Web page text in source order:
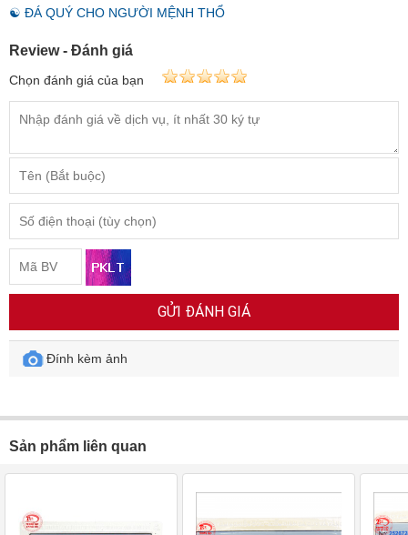
☯ ĐÁ QUÝ CHO NGƯỜI MỆNH THỔ
Review - Đánh giá
Chọn đánh giá của bạn
GỬI ĐÁNH GIÁ
Đính kèm ảnh
Sản phẩm liên quan